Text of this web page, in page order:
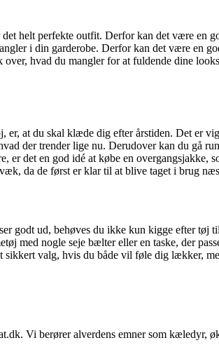
helt perfekte outfit. Derfor kan det være en
i din garderobe. Derfor kan det være en
hvad du mangler for at fuldende dine
er, at du skal klæde dig efter årstiden. Det er
der trender lige nu. Derudover kan du gå
det en god idé at købe en overgangsjakke,
da de først er klar til at blive taget i brug
godt ud, behøves du ikke kun kigge efter
med nogle seje bælter eller en taske, der
valg, hvis du både vil føle dig lækker,
Vi berører alverdens emner som kæledyr,